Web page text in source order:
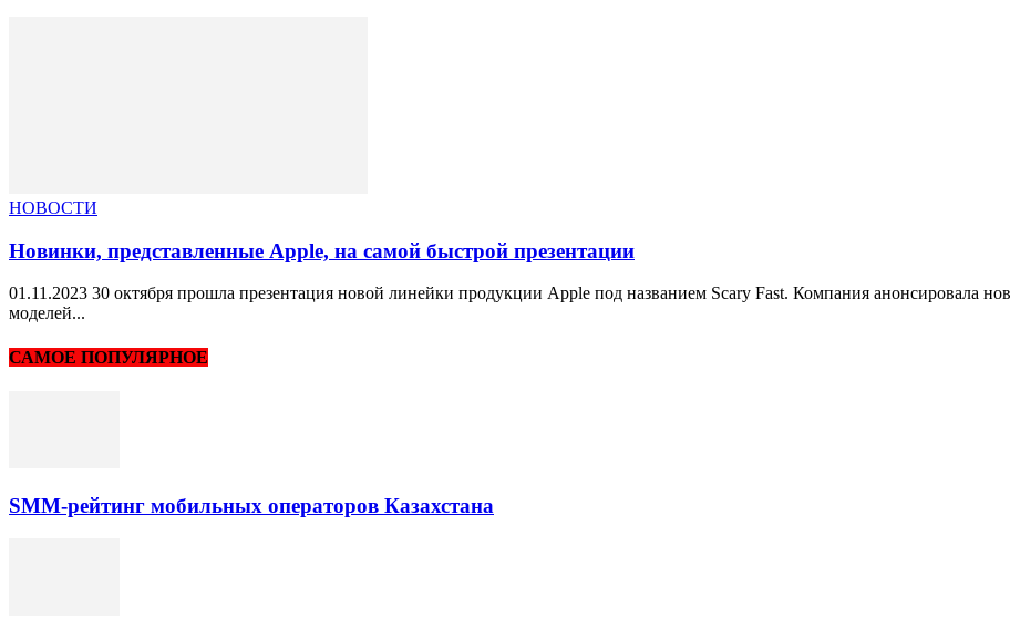
НОВОСТИ
Новинки, представленные Apple, на самой быстрой презентации
01.11.2023 30 октября прошла презентация новой линейки продукции Apple под названием Scary Fast. Компания анонсировала
моделей...
САМОЕ ПОПУЛЯРНОЕ
SMM-рейтинг мобильных операторов Казахстана